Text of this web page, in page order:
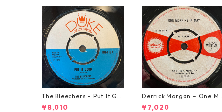
The Bleechers - Put It Go
od 【7-21637】
¥8,010
Derrick Morgan – One
rning In May【7-21653】
¥7,020